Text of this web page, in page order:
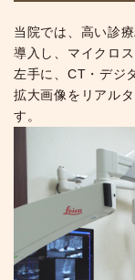
当院では、高い診
導入し、マイクロ
左手に、CT・デジ
拡大画像をリアル
す。